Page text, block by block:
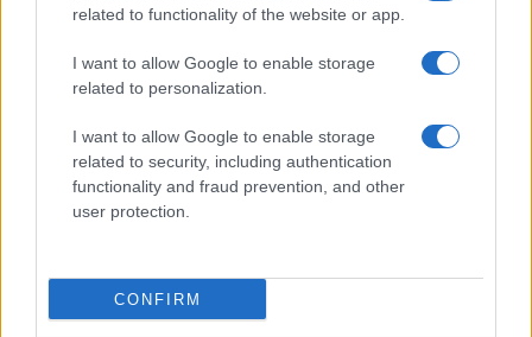
related to functionality of the website or app.
I want to allow Google to enable storage
related to personalization.
I want to allow Google to enable storage
related to security, including authentication
functionality and fraud prevention, and other
user protection.
CONFIRM
NECROLOGIE